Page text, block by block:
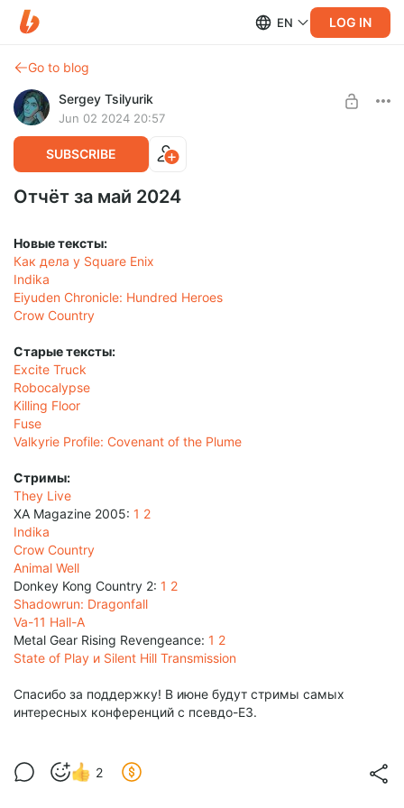
EN LOG IN
Go to blog
Sergey Tsilyurik
Jun 02 2024 20:57
SUBSCRIBE
Отчёт за май 2024
Новые тексты:
Как дела у Square Enix
Indika
Eiyuden Chronicle: Hundred Heroes
Crow Country
Старые тексты:
Excite Truck
Robocalypse
Killing Floor
Fuse
Valkyrie Profile: Covenant of the Plume
Стримы:
They Live
XA Magazine 2005: 1 2
Indika
Crow Country
Animal Well
Donkey Kong Country 2: 1 2
Shadowrun: Dragonfall
Va-11 Hall-A
Metal Gear Rising Revengeance: 1 2
State of Play и Silent Hill Transmission
Спасибо за поддержку! В июне будут стримы самых
интересных конференций с псевдо-Е3.
2